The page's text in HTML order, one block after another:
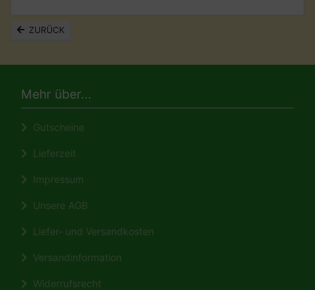
ZURÜCK
Mehr über...
Gutscheine
Lieferzeit
Impressum
Unsere AGB
Liefer- und Versandkosten
Versandinformation
Widerrufsrecht